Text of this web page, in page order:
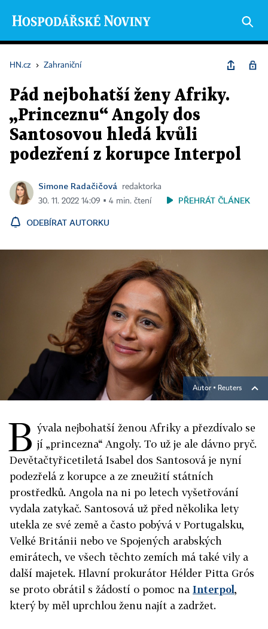
HN.cz › Zahraniční
Pád nejbohatší ženy Afriky.
„Princeznu“ Angoly dos
Santosovou hledá kvůli
podezření z korupce Interpol
Simone Radačičová
redaktorka
30. 11. 2022 14:09 ▪ 4 min. čtení
PŘEHRÁT ČLÁNEK
ODEBÍRAT AUTORKU
Autor ▪ Reuters
B ývala nejbohatší ženou Afriky a přezdívalo se
jí „princezna“ Angoly. To už je ale dávno pryč.
Devětačtyřicetiletá Isabel dos Santosová je nyní
podezřelá z korupce a ze zneužití státních
prostředků. Angola na ni po letech vyšetřování
vydala zatykač. Santosová už před několika lety
utekla ze své země a často pobývá v Portugalsku,
Velké Británii nebo ve Spojených arabských
emirátech, ve všech těchto zemích má také vily a
další majetek. Hlavní prokurátor Hélder Pitta Grós
se proto obrátil s žádostí o pomoc na Interpol,
který by měl uprchlou ženu najít a zadržet.